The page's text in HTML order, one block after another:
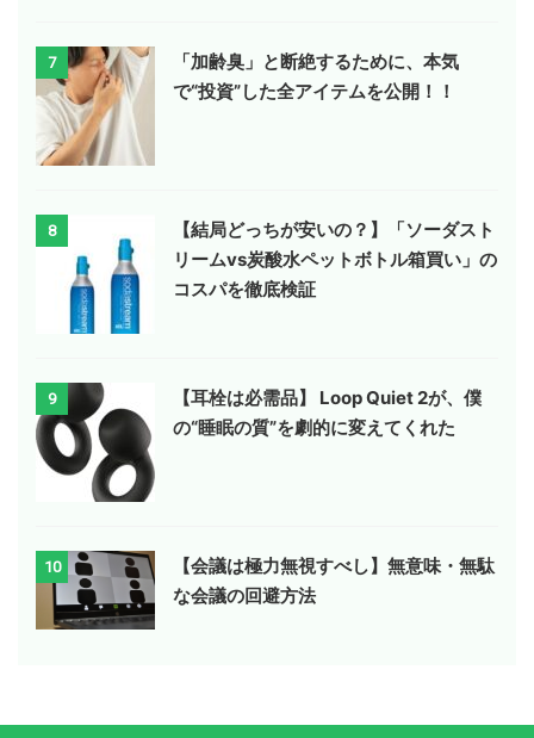
7
「加齢臭」と断絶するために、本気
で“投資”した全アイテムを公開！！
8
【結局どっちが安いの？】「ソーダスト
リームvs炭酸水ペットボトル箱買い」の
コスパを徹底検証
9
【耳栓は必需品】 Loop Quiet 2が、僕
の“睡眠の質”を劇的に変えてくれた
10
【会議は極力無視すべし】無意味・無駄
な会議の回避方法